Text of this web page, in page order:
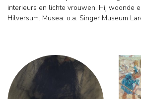
interieurs en lichte vrouwen. Hij woonde
Hilversum. Musea: o.a. Singer Museum